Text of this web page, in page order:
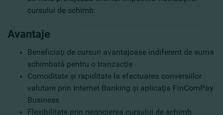
cursului de schimb.
Avantaje
Beneficiaţi de cursuri avantajoase indiferent de suma
schimbată pentru o tranzacţie
Comoditate şi rapiditate la efectuarea conversiilor
valutare prin Internet Banking şi aplicaţia FinComPay
Business
Flexibilitate prin negocierea cursului de schimb